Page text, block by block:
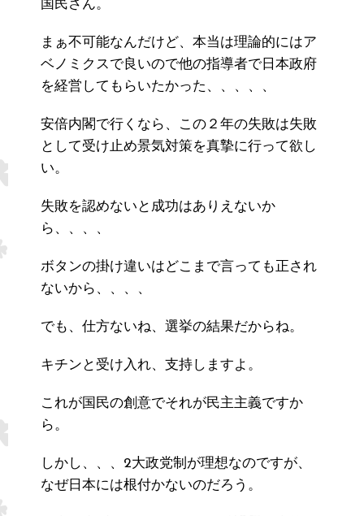
国民さん。
まぁ不可能なんだけど、本当は理論的にはア
ベノミクスで良いので他の指導者で日本政府
を経営してもらいたかった、、、、、
安倍内閣で行くなら、この２年の失敗は失敗
として受け止め景気対策を真摯に行って欲し
い。
失敗を認めないと成功はありえないか
ら、、、、
ボタンの掛け違いはどこまで言っても正され
ないから、、、、
でも、仕方ないね、選挙の結果だからね。
キチンと受け入れ、支持しますよ。
これが国民の創意でそれが民主主義ですか
ら。
しかし、、、2大政党制が理想なのですが、
なぜ日本には根付かないのだろう。